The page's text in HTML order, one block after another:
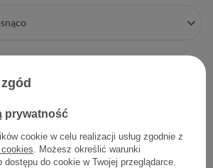
prywatność
cookie w celu realizacji usług zgodnie z
. Możesz określić warunki
dostępu do cookie w Twojej przeglądarce.